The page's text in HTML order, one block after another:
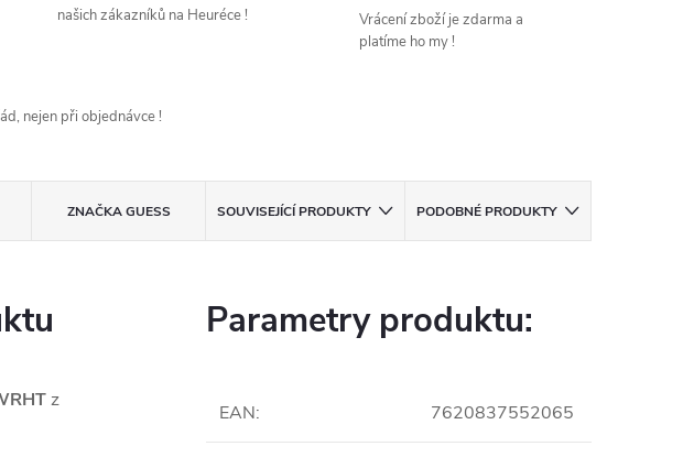
našich zákazníků na Heuréce !
Vrácení zboží je zdarma a
platíme ho my !
nejen při objednávce !
ZNAČKAGUESS SOUVISEJÍCÍ PRODUKTY PODOBNÉ PRODUKTY
z
Parametry produktu:
EAN: 7620837552065